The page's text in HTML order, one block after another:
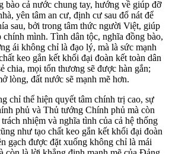
bào cả nước chung tay, hướng về giúp đỡ
yên tâm an cư, định cư sau đổ nát để
sau, bởi trong tâm thức người Việt, giúp
mình. Tình dân tộc, nghĩa đồng bào,
ái không chỉ là đạo lý, mà là sức mạnh
keo gắn kết khối đại đoàn kết toàn dân
chia, mọi tổn thương sẽ được hàn gắn;
lòng, đất nước sẽ mạnh mẽ hơn.
chỉ thể hiện quyết tâm chính trị cao, sự
phủ và Thủ tướng Chính phủ mà còn
nhiệm và nghĩa tình của cả hệ thống
như tạo chất keo gắn kết khối đại đoàn
gạch được đặt xuống không chỉ là mái